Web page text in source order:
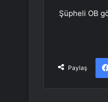
Şüpheli OB
Paylaş